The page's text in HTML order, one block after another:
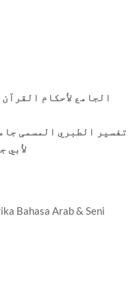
الجامع لأحکام
تفسير الطبري المسمی
لأبي
Bahasa Arab & Seni